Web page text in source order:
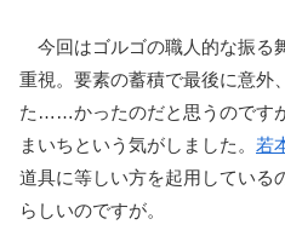
今回はゴルゴの職人的な振る
重視。要素の蓄積で最後に意外
た……かったのだと思うのです
まいちという気がしました。 若
道具に等しい方を起用している
らしいのですが。